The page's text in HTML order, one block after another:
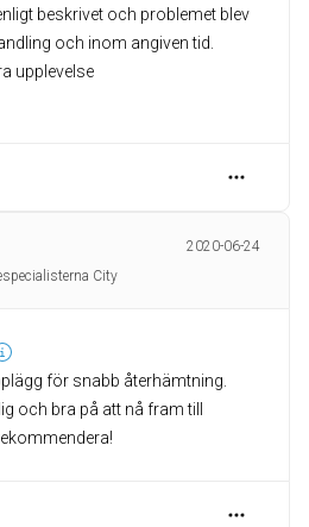
beskrivet och problemet blev
och inom angiven tid.
upplevelse
2020-06-24
City
för snabb återhämtning.
och bra på att nå fram till